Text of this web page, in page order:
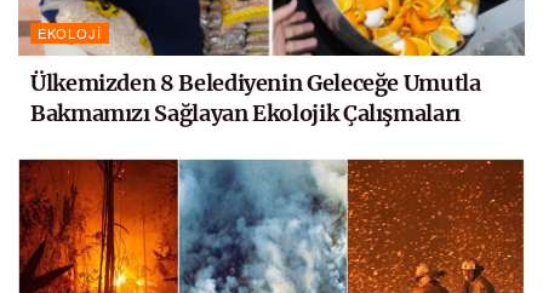
EKOLOJI
Ülkemizden 8 Belediyenin Geleceğe Umutla
Bakmamızı Sağlayan Ekolojik Çalışmaları